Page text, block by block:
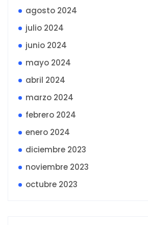
agosto 2024
julio 2024
junio 2024
mayo 2024
abril 2024
marzo 2024
febrero 2024
enero 2024
diciembre 2023
noviembre 2023
octubre 2023